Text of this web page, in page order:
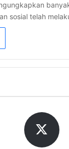
sosial telah